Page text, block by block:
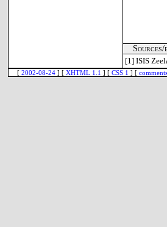
Sources/
[1] ISIS
[ 2002-08-24 ] [ XHTML 1.1 ] [ CSS 1 ] [ comments